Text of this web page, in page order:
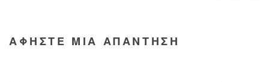
ΑΦΗΣΤΕ ΜΙΑ ΑΠΑΝΤΗΣΗ